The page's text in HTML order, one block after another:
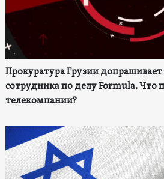
Прокуратура Грузии
сотрудника по делу Formula. Что
телекомпании?